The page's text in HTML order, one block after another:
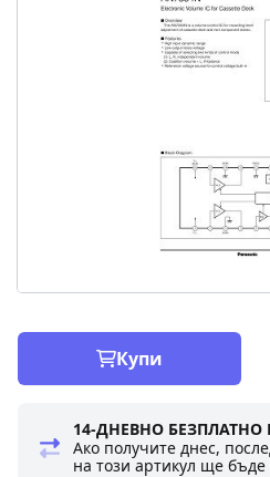
Купи
14-ДНЕВНО
Ако получите днес,
на този артикул ще бъде